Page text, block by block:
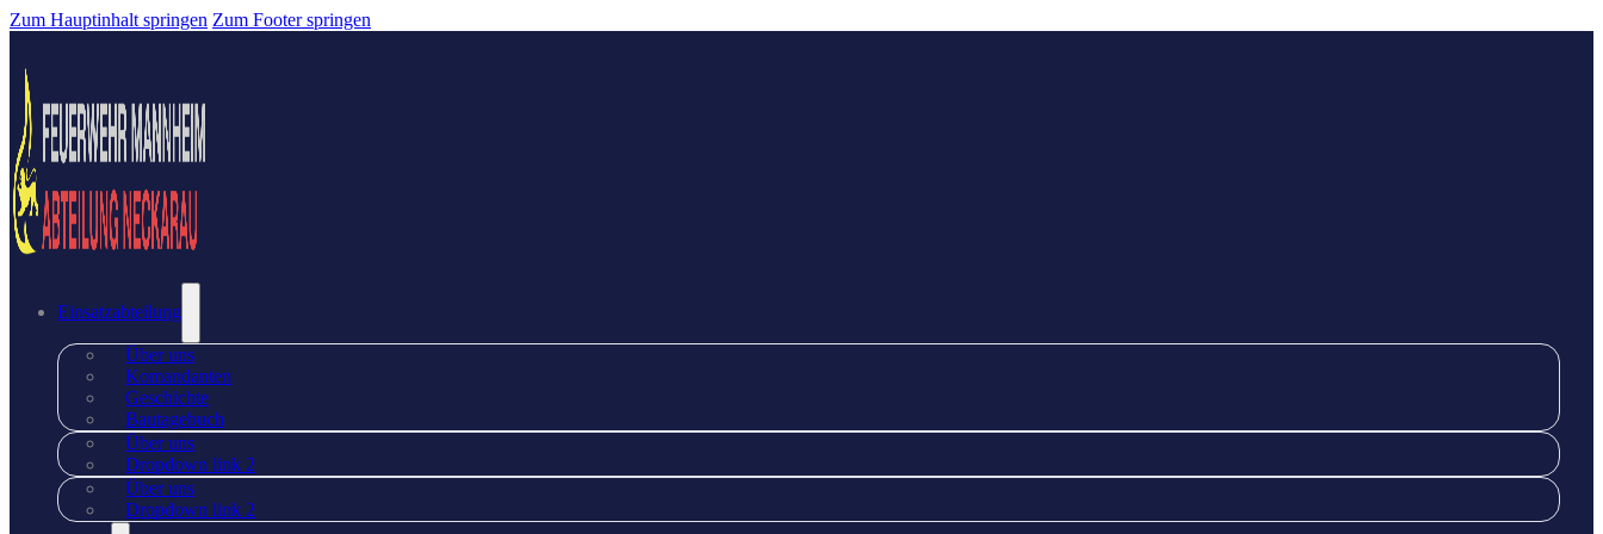
Zum Hauptinhalt springen Zum Footer springen
Einsatzabteilung
Über uns
Komandanten
Geschichte
Bautagebuch
Über uns
Dropdown link 2
Über uns
Dropdown link 2